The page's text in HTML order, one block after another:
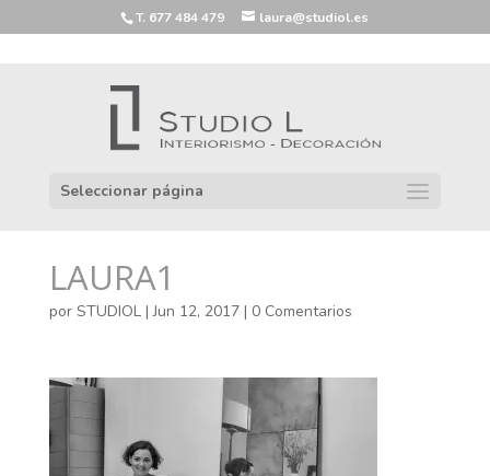
T. 677 484 479 laura@studiol.es
Seleccionar página
LAURA1
por STUDIOL|Jun 12, 2017| 0 Comentarios